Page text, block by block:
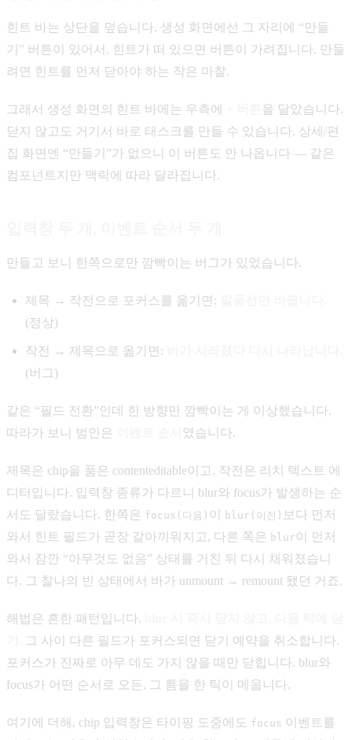
힌트 바는 상단을 덮습니다. 생성 화면에선 그 자리에 “만들
기” 버튼이 있어서, 힌트가 떠 있으면 버튼이 가려집니다. 만들
려면 힌트를 먼저 닫아야 하는 작은 마찰.
그래서 생성 화면의 힌트 바에는 우측에
을 달았습니다.
닫지 않고도 거기서 바로 태스크를 만들 수 있습니다. 상세/편
집 화면엔 “만들기”가 없으니 이 버튼도 안 나옵니다 — 같은
컴포넌트지만 맥락에 따라 달라집니다.
만들고 보니 한쪽으로만 깜빡이는 버그가 있었습니다.
제목 → 작전으로 포커스를 옮기면:
(정상)
작전 → 제목으로 옮기면:
(버그)
같은 “필드 전환”인데 한 방향만 깜빡이는 게 이상했습니다.
따라가 보니 범인은
였습니다.
제목은 chip을 품은 contenteditable이고, 작전은 리치 텍스트 에
디터입니다. 입력창 종류가 다르니 blur와 focus가 발생하는 순
서도 달랐습니다. 한쪽은 focus(다음) 이 blur(이전) 보다 먼저
와서 힌트 필드가 곧장 갈아끼워지고, 다른 쪽은 blur 이 먼저
와서 잠깐 “아무것도 없음” 상태를 거친 뒤 다시 채워졌습니
다. 그 찰나의 빈 상태에서 바가 unmount → remount 됐던 거죠.
해법은 흔한 패턴입니다.
그 사이 다른 필드가 포커스되면 닫기 예약을 취소합니다.
포커스가 진짜로 아무 데도 가지 않을 때만 닫힙니다. blur와
focus가 어떤 순서로 오든, 그 틈을 한 틱이 메웁니다.
여기에 더해, chip 입력창은 타이핑 도중에도 focus 이벤트를